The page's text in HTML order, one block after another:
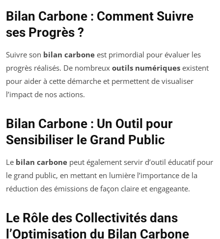
Bilan Carbone : Comment Suivre
ses Progrès ?
Suivre son bilan carbone est primordial pour évaluer les
progrès réalisés. De nombreux outils numériques existent
pour aider à cette démarche et permettent de visualiser
l’impact de nos actions.
Bilan Carbone : Un Outil pour
Sensibiliser le Grand Public
Le bilan carbone peut également servir d’outil éducatif pour
le grand public, en mettant en lumière l’importance de la
réduction des émissions de façon claire et engageante.
Le Rôle des Collectivités dans
l’Optimisation du Bilan Carbone